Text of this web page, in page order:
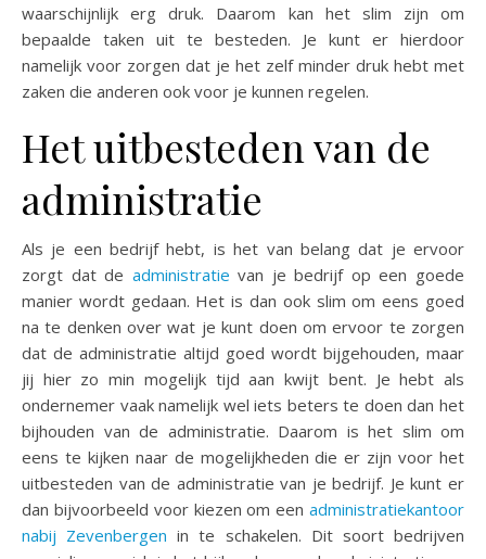
waarschijnlijk erg druk. Daarom kan het slim zijn om
bepaalde taken uit te besteden. Je kunt er hierdoor
namelijk voor zorgen dat je het zelf minder druk hebt met
zaken die anderen ook voor je kunnen regelen.
Het uitbesteden van de
administratie
Als je een bedrijf hebt, is het van belang dat je ervoor
zorgt dat de administratie van je bedrijf op een goede
manier wordt gedaan. Het is dan ook slim om eens goed
na te denken over wat je kunt doen om ervoor te zorgen
dat de administratie altijd goed wordt bijgehouden, maar
jij hier zo min mogelijk tijd aan kwijt bent. Je hebt als
ondernemer vaak namelijk wel iets beters te doen dan het
bijhouden van de administratie. Daarom is het slim om
eens te kijken naar de mogelijkheden die er zijn voor het
uitbesteden van de administratie van je bedrijf. Je kunt er
dan bijvoorbeeld voor kiezen om een administratiekantoor
nabij Zevenbergen in te schakelen. Dit soort bedrijven